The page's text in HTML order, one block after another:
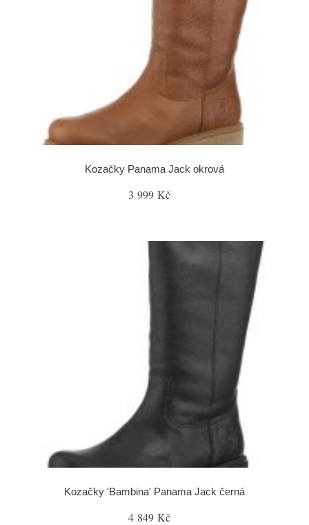
Kozačky Panama Jack okrová
3 999 Kč
Kozačky 'Bambina' Panama Jack černá
4 849 Kč